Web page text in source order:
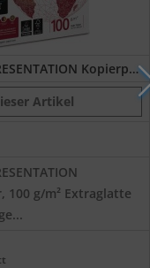
Navigator PRESENTATION Kopierpapier FSC, 100...
Artikel
100 g/m² Extraglatte